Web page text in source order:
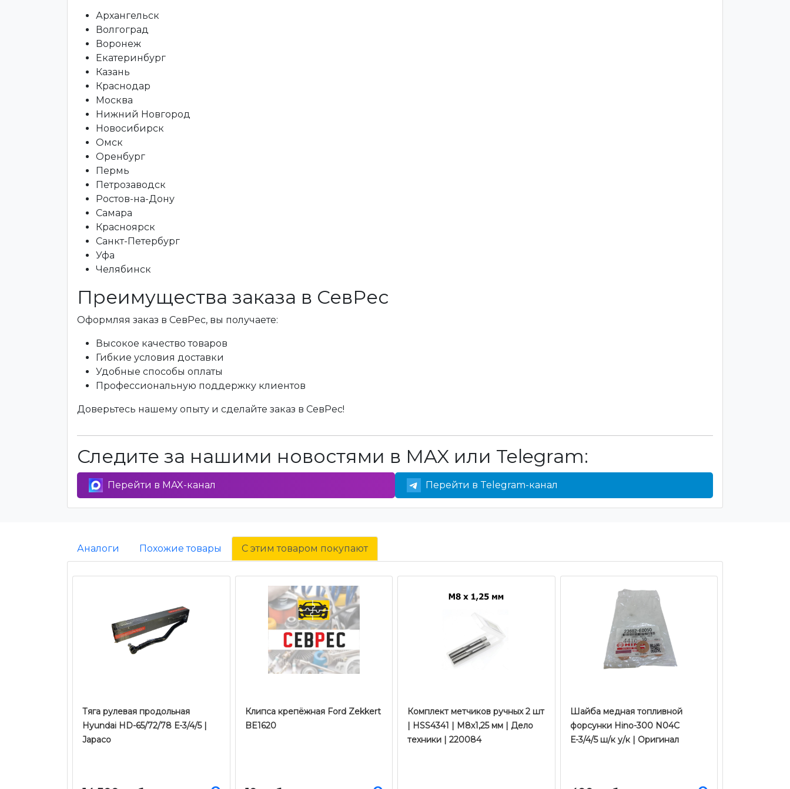
Архангельск
Волгоград
Воронеж
Екатеринбург
Казань
Краснодар
Москва
Нижний Новгород
Новосибирск
Омск
Оренбург
Пермь
Петрозаводск
Ростов-на-Дону
Самара
Красноярск
Санкт-Петербург
Уфа
Челябинск
Преимущества заказа в СевРес
Оформляя заказ в СевРес, вы получаете:
Высокое качество товаров
Гибкие условия доставки
Удобные способы оплаты
Профессиональную поддержку клиентов
Доверьтесь нашему опыту и сделайте заказ в СевРес!
Следите за нашими новостями в MAX или Telegram:
Перейти в MAX-канал Перейти в Telegram-канал
Аналоги Похожие товары С этим товаром покупают
Тяга рулевая продольная
Hyundai HD-65/72/78 Е-3/4/5 |
Japaco
Клипса крепёжная Ford Zekkert
BE1620
Комплект метчиков ручных 2 шт
| HSS4341 | M8x1,25 мм | Дело
техники | 220084
Шайба медная топливной
форсунки Hino-300 N04C
Е-3/4/5 ш/к у/к | Оригинал